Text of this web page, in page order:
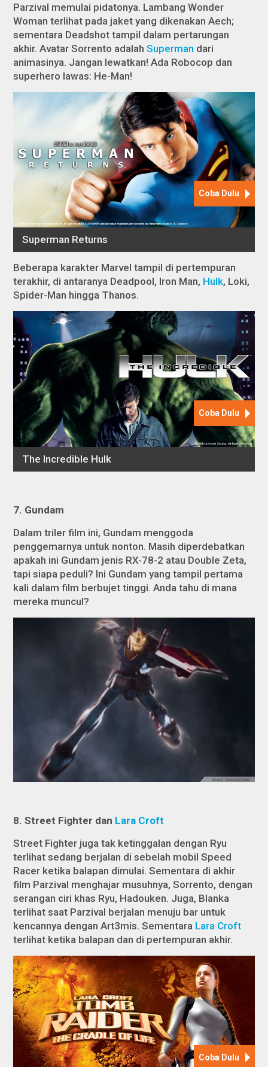
Parzival memulai pidatonya. Lambang Wonder
Woman terlihat pada jaket yang dikenakan Aech;
sementara Deadshot tampil dalam pertarungan
akhir. Avatar Sorrento adalahSuperman dari
animasinya. Jangan lewatkan! Ada Robocop dan
superhero lawas: He-Man!
Beberapa karakter Marvel tampil di pertempuran
terakhir, di antaranya Deadpool, Iron Man, Hulk, Loki,
Spider-Man hingga Thanos.
7. Gundam
Dalam triler film ini, Gundam menggoda
penggemarnya untuk nonton. Masih diperdebatkan
apakah ini Gundam jenis RX-78-2 atau Double Zeta,
tapi siapa peduli? Ini Gundam yang tampil pertama
kali dalam film berbujet tinggi. Anda tahu di mana
mereka muncul?
8. Street Fighter dan Lara Croft
Street Fighter juga tak ketinggalan dengan Ryu
terlihat sedang berjalan di sebelah mobil Speed
Racer ketika balapan dimulai. Sementara di akhir
film Parzival menghajar musuhnya, Sorrento, dengan
serangan ciri khas Ryu, Hadouken. Juga, Blanka
terlihat saat Parzival berjalan menuju bar untuk
kencannya dengan Art3mis. Sementara Lara Croft
terlihat ketika balapan dan di pertempuran akhir.